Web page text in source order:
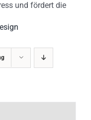
und fördert die